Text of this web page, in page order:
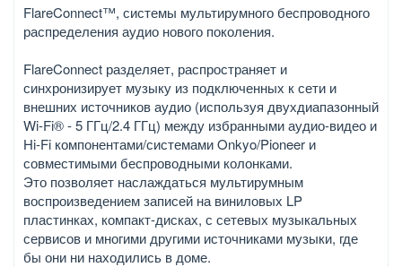
FlareConnect™, системы мультирумного беспроводного
распределения аудио нового поколения.
FlareConnect разделяет, распространяет и
синхронизирует музыку из подключенных к сети и
внешних источников аудио (используя двухдиапазонный
Wi-Fi® - 5 ГГц/2.4 ГГц) между избранными аудио-видео и
Hi-Fi компонентами/системами Onkyo/Pioneer и
совместимыми беспроводными колонками.
Это позволяет наслаждаться мультирумным
воспроизведением записей на виниловых LP
пластинках, компакт-дисках, с сетевых музыкальных
сервисов и многими другими источниками музыки, где
бы они ни находились в доме.